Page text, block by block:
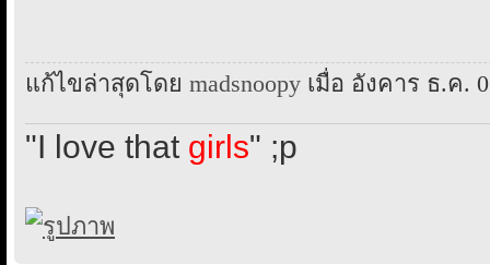
แก้ไขล่าสุดโดย madsnoopy เมื่อ อังคาร ธ.ค.
"I love that girls" ;p